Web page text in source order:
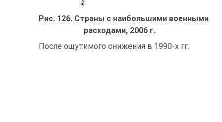
Рис. 126. Страны с наибольшими военными
расходами, 2006 г.
После ощутимого снижения в 1990-х гг.